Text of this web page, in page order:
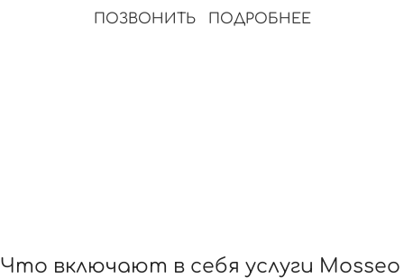
ПОЗВОНИТЬ ПОДРОБНЕЕ
Что включают в себя услуги Mosseo